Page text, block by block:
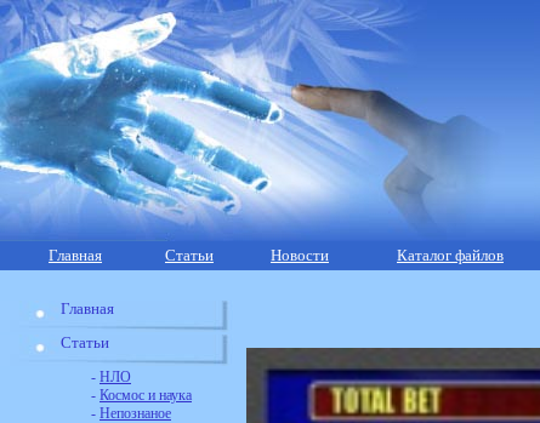
Главная Статьи Новости Каталог файлов
Главная
Статьи
- НЛО
- Космос и наука
- Непознаное